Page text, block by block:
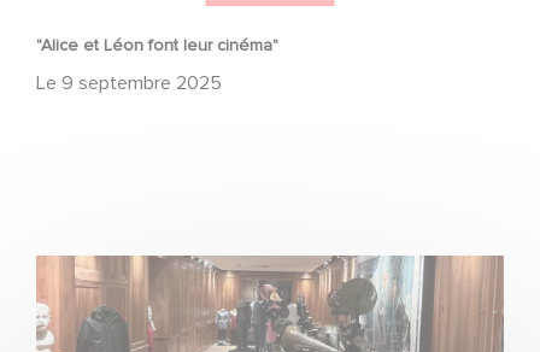
"Alice et Léon font leur cinéma"
Le 9 septembre 2025
Journées Européennes du Patrimoine 2025